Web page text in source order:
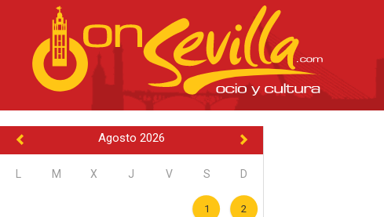
Agosto 2026
M X J V S D
1 2